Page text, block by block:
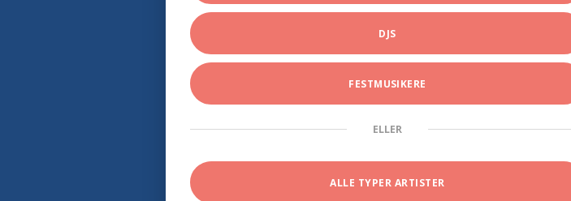
DJS
FESTMUSIKERE
ELLER
ALLE TYPER ARTISTER